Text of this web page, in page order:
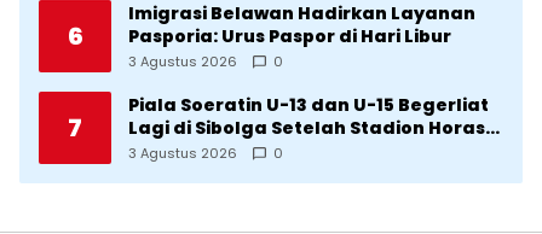
6
Imigrasi Belawan Hadirkan Layanan
Pasporia: Urus Paspor di Hari Libur
3 Agustus 2026 0
7
Piala Soeratin U-13 dan U-15 Begerliat
Lagi di Sibolga Setelah Stadion Horas
Direvitalisasi Wali Kota
3 Agustus 2026 0